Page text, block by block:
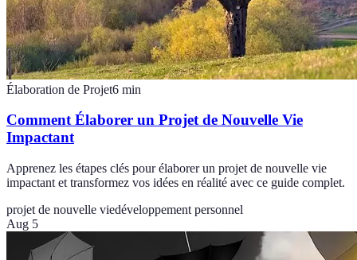
Élaboration de Projet6 min
Comment Élaborer un Projet de Nouvelle Vie
Impactant
Apprenez les étapes clés pour élaborer un projet de nouvelle vie
impactant et transformez vos idées en réalité avec ce guide complet.
projet de nouvelle viedéveloppement personnel
Aug 5